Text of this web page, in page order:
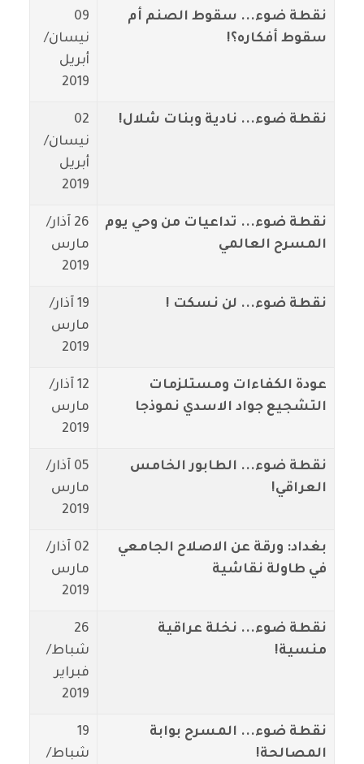
نقطة ضوء... سقوط الصنم أم
سقوط أفكاره؟!
09
نيسان/
أبريل
2019
نقطة ضوء... نادية وبنات شلال!
02
نيسان/
أبريل
2019
نقطة ضوء... تداعيات من وحي يوم
المسرح العالمي
26 آذار/
مارس
2019
نقطة ضوء... لن نسكت !
19 آذار/
مارس
2019
عودة الكفاءات ومستلزمات
التشجيع جواد الاسدي نموذجا
12 آذار/
مارس
2019
نقطة ضوء... الطابور الخامس
العراقي!
05 آذار/
مارس
2019
بغداد: ورقة عن الاصلاح الجامعي
في طاولة نقاشية
02 آذار/
مارس
2019
نقطة ضوء... نخلة عراقية
منسية!
26
شباط/
فبراير
2019
نقطة ضوء... المسرح بوابة
المصالحة!
19
شباط/